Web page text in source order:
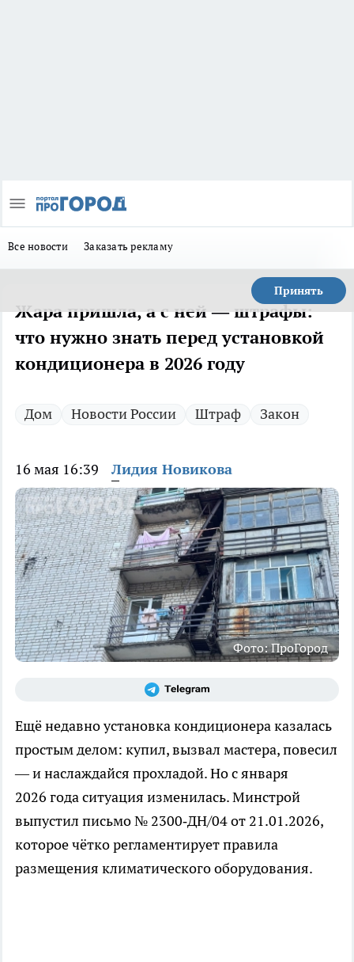
Все новости Заказать рекламу
Принять
Жара пришла, а с ней — штрафы:
что нужно знать перед установкой
кондиционера в 2026 году
Дом Новости России Штраф Закон
16 мая 16:39 Лидия Новикова
Фото: ПроГород
Ещё недавно установка кондиционера казалась
простым делом: купил, вызвал мастера, повесил
— и наслаждайся прохладой. Но с января
2026 года ситуация изменилась. Минстрой
выпустил письмо № 2300‑ДН/04 от 21.01.2026,
которое чётко регламентирует правила
размещения климатического оборудования.